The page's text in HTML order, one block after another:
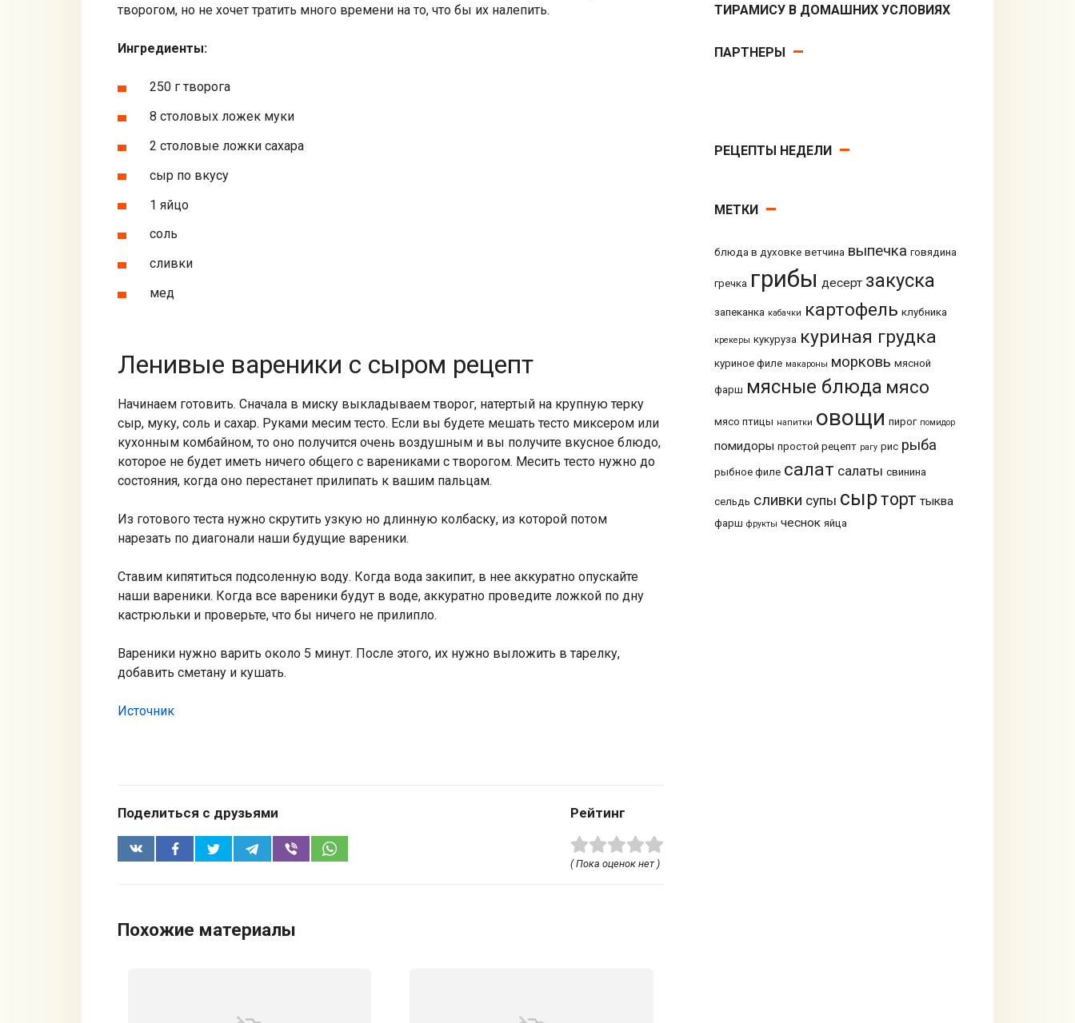
творогом, но не хочет тратить много времени на то, что бы их налепить.
Ингредиенты:
250 г творога
8 столовых ложек муки
2 столовые ложки сахара
сыр по вкусу
1 яйцо
соль
сливки
мед
Ленивые вареники с сыром рецепт
Начинаем готовить. Сначала в миску выкладываем творог, натертый на крупную терку
сыр, муку, соль и сахар. Руками месим тесто. Если вы будете мешать тесто миксером или
кухонным комбайном, то оно получится очень воздушным и вы получите вкусное блюдо,
которое не будет иметь ничего общего с варениками с творогом. Месить тесто нужно до
состояния, когда оно перестанет прилипать к вашим пальцам.
Из готового теста нужно скрутить узкую но длинную колбаску, из которой потом
нарезать по диагонали наши будущие вареники.
Ставим кипятиться подсоленную воду. Когда вода закипит, в нее аккуратно опускайте
наши вареники. Когда все вареники будут в воде, аккуратно проведите ложкой по дну
кастрюльки и проверьте, что бы ничего не прилипло.
Вареники нужно варить около 5 минут. После этого, их нужно выложить в тарелку,
добавить сметану и кушать.
Источник
Поделиться с друзьями Рейтинг
( Пока оценок нет )
Похожие материалы
ТИРАМИСУ В ДОМАШНИХ УСЛОВИЯХ
ПАРТНЕРЫ
РЕЦЕПТЫ НЕДЕЛИ
МЕТКИ
блюда в духовке ветчина выпечка говядина
гречка грибы десерт закуска
запеканка кабачки картофель клубника
крекеры кукуруза куриная грудка
куриное филе макароны морковь мясной
фарш мясные блюда мясо
мясо птицы напитки овощи пирог помидор
помидоры простой рецепт рагу рис рыба
рыбное филе салат салаты свинина
сельдь сливки супы сырторт тыква
фарш фрукты чеснок яйца